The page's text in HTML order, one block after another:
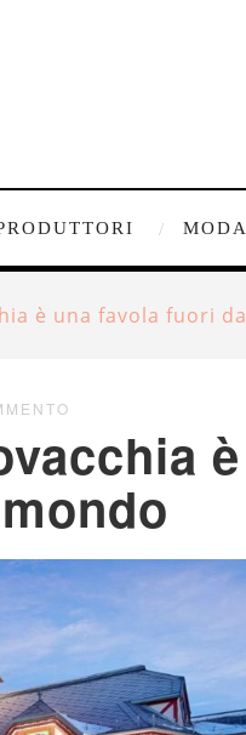
MODA
è una favola fuori